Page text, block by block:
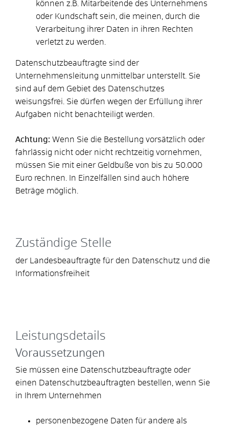
können z.B. Mitarbeitende des Unternehmens
oder Kundschaft sein, die meinen, durch die
Verarbeitung ihrer Daten in ihren Rechten
verletzt zu werden.
Datenschutzbeauftragte sind der
Unternehmensleitung unmittelbar unterstellt. Sie
sind auf dem Gebiet des Datenschutzes
weisungsfrei. Sie dürfen wegen der Erfüllung ihrer
Aufgaben nicht benachteiligt werden.
Achtung: Wenn Sie die Bestellung vorsätzlich oder
fahrlässig nicht oder nicht rechtzeitig vornehmen,
müssen Sie mit einer Geldbuße von bis zu 50.000
Euro rechnen. In Einzelfällen sind auch höhere
Beträge möglich.
Zuständige Stelle
der Landesbeauftragte für den Datenschutz und die
Informationsfreiheit
Leistungsdetails
Voraussetzungen
Sie müssen eine Datenschutzbeauftragte oder
einen Datenschutzbeauftragten bestellen, wenn Sie
in Ihrem Unternehmen
personenbezogene Daten für andere als